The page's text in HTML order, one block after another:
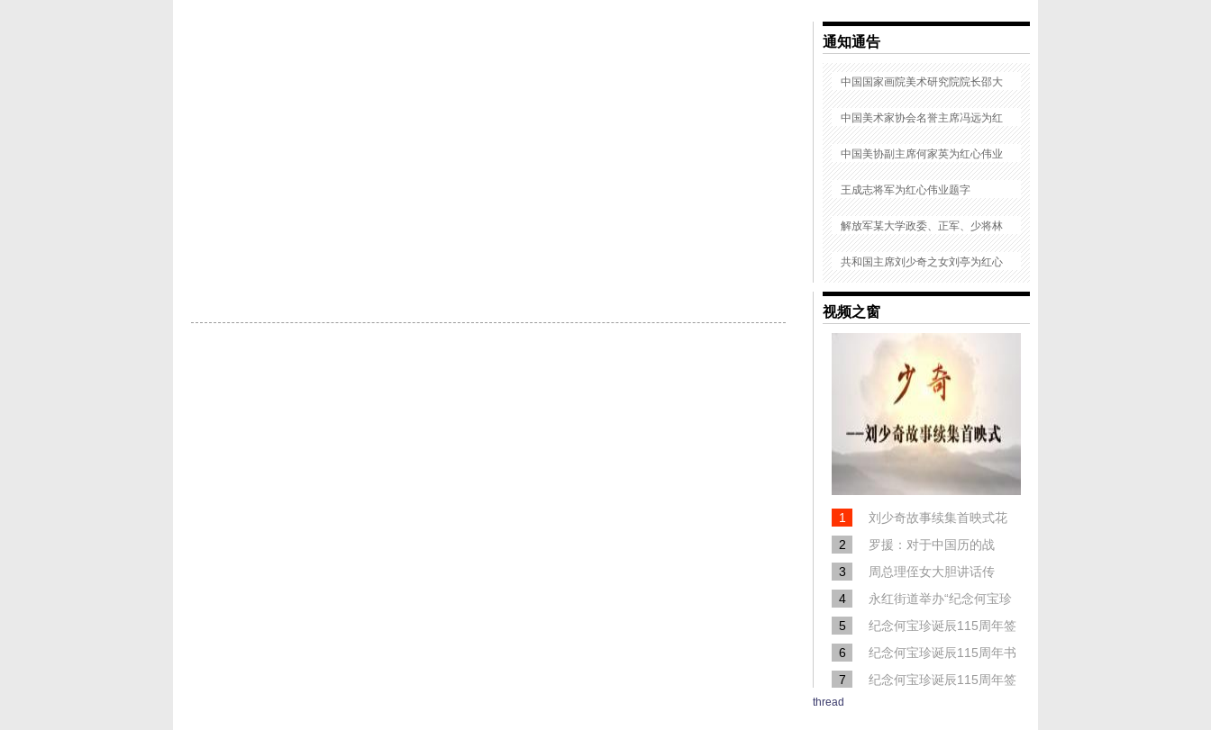
通知通告
中国国家画院美术研究院院长邵大
箴为红心伟业题字
中国美术家协会名誉主席冯远为红
心伟业题字
中国美协副主席何家英为红心伟业
题字
王成志将军为红心伟业题字
解放军某大学政委、正军、少将林
继福为红心伟业题字
共和国主席刘少奇之女刘亭为红心
伟业题字
原军事科学院院长、党委书记、上
将刘精松为红心伟业题字
军事科学院原副院长、中将糜振玉
原二炮装备部政委、少将杨国谦为
红心伟业题字
原广州通信学院训练部部长、少将
史祥彬为红心伟业题字
视频之窗
1
刘少奇故事续集首映式花
絮
2
罗援：对于中国历的战
役，我们要拒绝片面的理
解！
3
周总理侄女大胆讲话传
出，马上没了，快看！
4
永红街道举办“纪念何宝珍
诞辰115周年”签名赠书活
动（搜狐视频）
5
纪念何宝珍诞辰115周年签
名赠书活动（凤凰视频）
6
纪念何宝珍诞辰115周年书
画展在常州开幕（ 凤凰视
7
纪念何宝珍诞辰115周年签
8
thread